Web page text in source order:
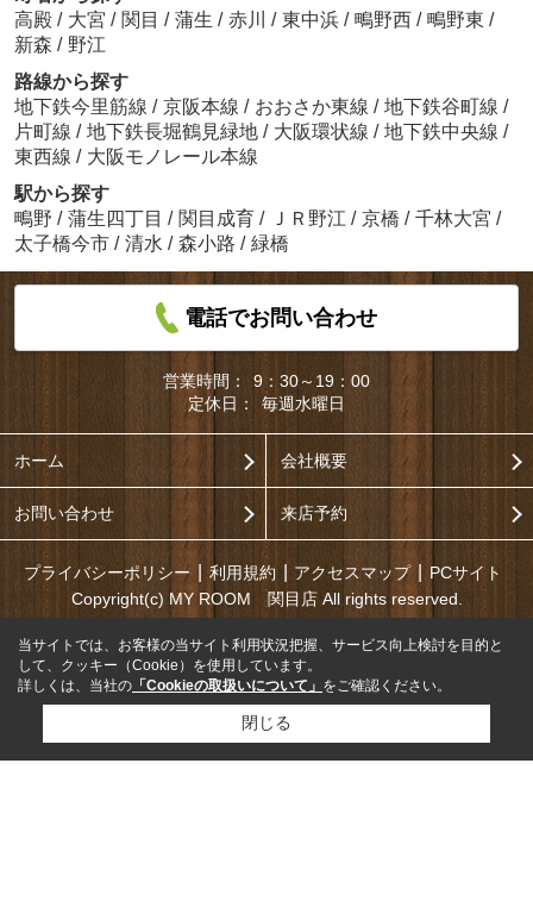
高殿 / 大宮 / 関目 / 蒲生 / 赤川 / 東中浜 / 鴫野西 / 鴫野東 /
新森 / 野江
路線から探す
地下鉄今里筋線 / 京阪本線 / おおさか東線 / 地下鉄谷町線 /
片町線 / 地下鉄長堀鶴見緑地 / 大阪環状線 / 地下鉄中央線 /
東西線 / 大阪モノレール本線
駅から探す
鴫野 / 蒲生四丁目 / 関目成育 / ＪＲ野江 / 京橋 / 千林大宮 /
太子橋今市 / 清水 / 森小路 / 緑橋
電話でお問い合わせ
営業時間：
9：30～19：00
定休日：
毎週水曜日
ホーム 会社概要
お問い合わせ 来店予約
プライバシーポリシー 利用規約 アクセスマップ
PCサイト
Copyright(c) MY ROOM 関目店 All rights reserved.
当サイトでは、お客様の当サイト利用状況把握、サービス向上検討を目的と
して、クッキー（Cookie）を使用しています。
詳しくは、当社の 「Cookieの取扱いについて」 をご確認ください。
閉じる